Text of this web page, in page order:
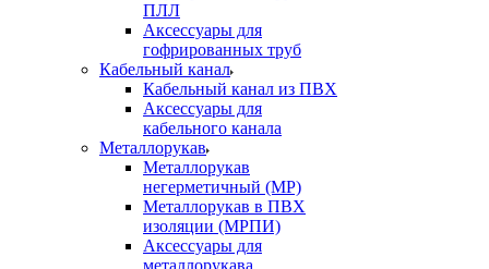
ПЛЛ
Аксессуары для
гофрированных труб
Кабельный канал
Кабельный канал из ПВХ
Аксессуары для
кабельного канала
Металлорукав
Металлорукав
негерметичный (МР)
Металлорукав в ПВХ
изоляции (МРПИ)
Аксессуары для
металлорукава